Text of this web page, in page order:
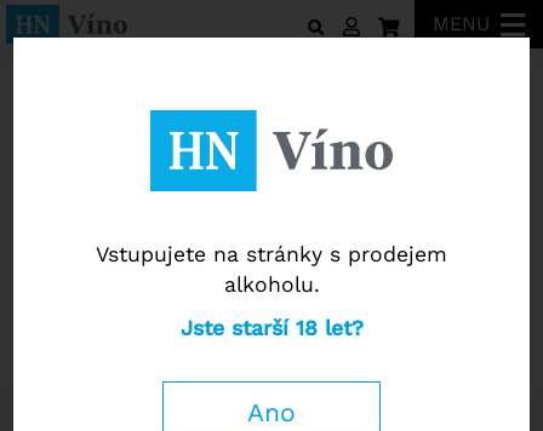
MENU
Château Pomies-Agassac 2020
Vstupujete na stránky s prodejem
alkoholu.
Jste starší 18 let?
Ano